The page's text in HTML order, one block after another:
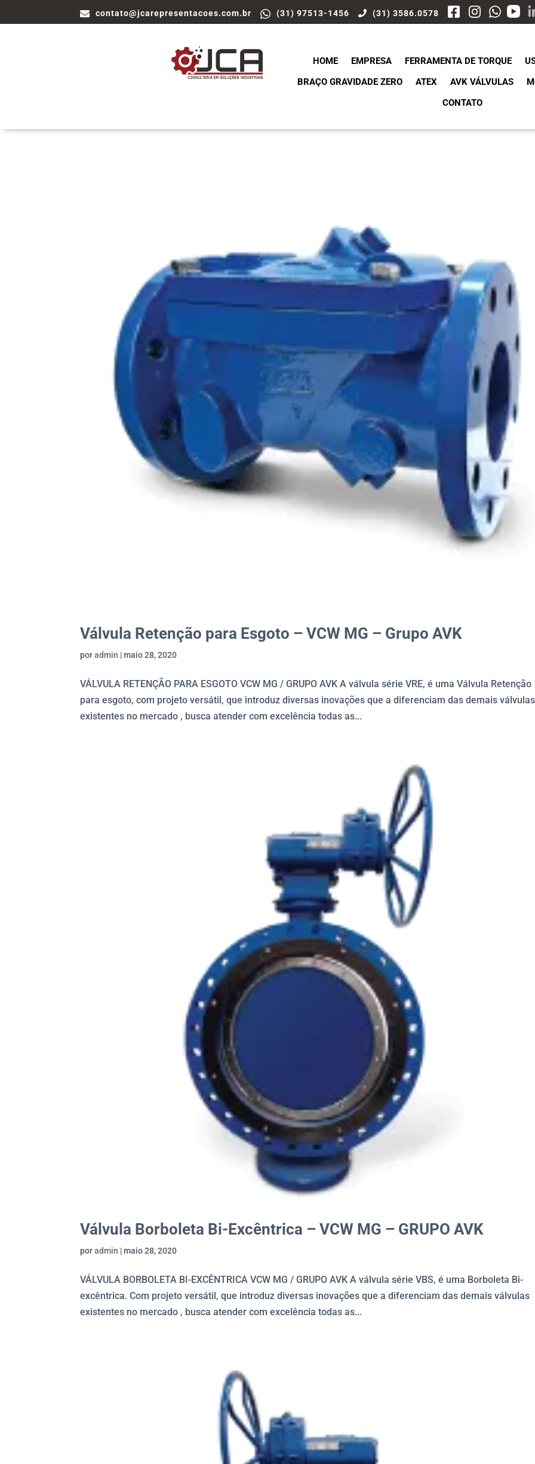
contato@jcarepresentacoes.com.br (31) 97513-1456 (31) 3586.0578
HOME EMPRESA FERRAMENTA DE TORQUE
BRAÇO GRAVIDADE ZERO
ATEX AVK VÁLVULAS
CONTATO
Válvula Retenção para Esgoto – VCW MG – Grupo AVK
poradmin |maio 28, 2020
VÁLVULA RETENÇÃO PARA ESGOTO VCW MG / GRUPO AVK A válvula série VRE, é uma Válvula Retenção
para esgoto, com projeto versátil, que introduz diversas inovações que a diferenciam das demais válvulas
existentes no mercado , busca atender com excelência todas as...
Válvula Borboleta Bi-Excêntrica – VCW MG – GRUPO AVK
poradmin |maio 28, 2020
VÁLVULA BORBOLETA BI-EXCÊNTRICA VCW MG / GRUPO AVK A válvula série VBS, é uma Borboleta Bi-
excêntrica. Com projeto versátil, que introduz diversas inovações que a diferenciam das demais válvulas
existentes no mercado , busca atender com excelência todas as...